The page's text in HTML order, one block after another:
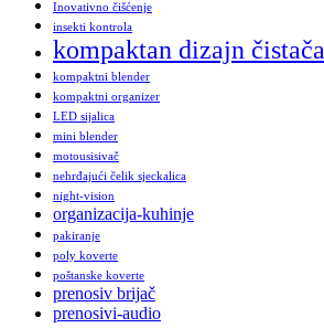
Inovativno čišćenje
insekti kontrola
kompaktan dizajn čistača
kompaktni blender
kompaktni organizer
LED sijalica
mini blender
motousisivač
nehrđajući čelik sjeckalica
night-vision
organizacija-kuhinje
pakiranje
poly koverte
poštanske koverte
prenosiv brijač
prenosivi-audio